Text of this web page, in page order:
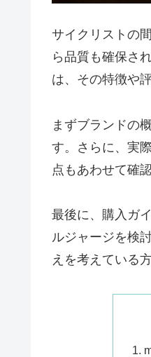
サイクリストの
ら品質も確保さ
は、その特徴や
まずブランドの
す。さらに、実
点もあわせて確
最後に、購入ガ
ルジャージを検
えを考えている